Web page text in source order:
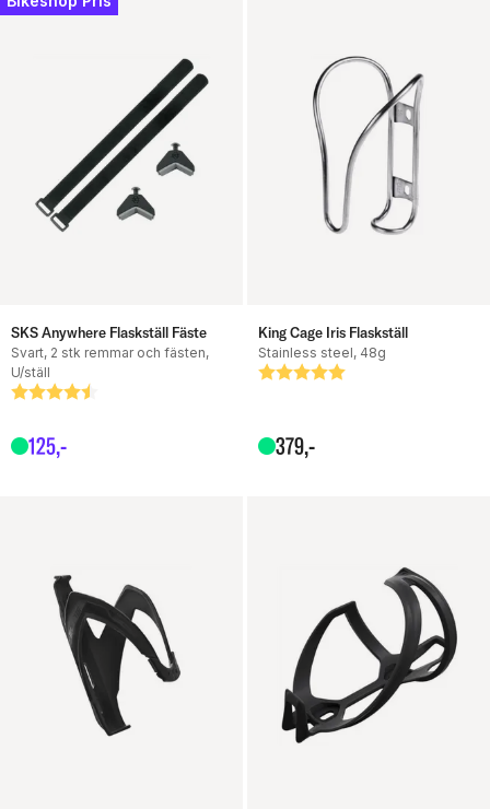
SKS Anywhere Flaskställ Fäste
Svart, 2 stk remmar och fästen,
U/ställ
Betyg:
4.9 utav 5 stjärnor
125,-
King Cage Iris Flaskställ
Stainless steel, 48g
Betyg:
5.0 utav 5 stjärnor
379,-